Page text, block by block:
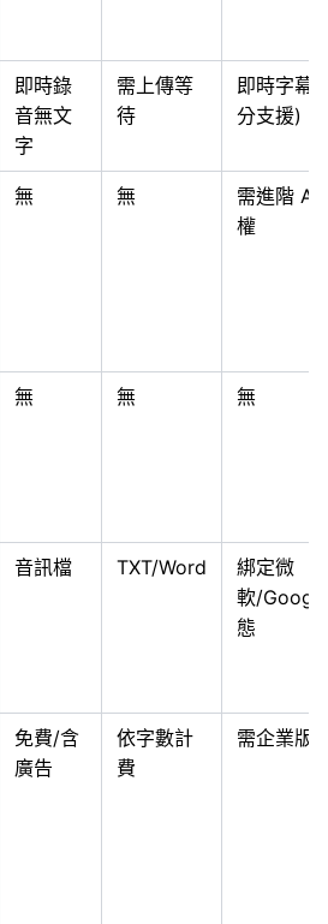
即時錄
音無文
字
需上傳等
待
即時字幕(
分支援)
無 無
需進階 AI
權
無 無 無
音訊檔 TXT/Word
綁定微
軟/
態
免費/含
廣告
依字數計
費
需企業版